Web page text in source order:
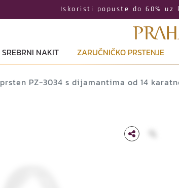
Iskoristi popuste do 60% uz
SREBRNI NAKIT ZARUČNIČKO PRSTENJE
PZ-3034 s dijamantima od 14